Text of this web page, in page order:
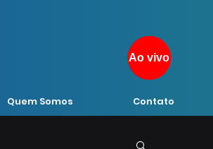
Quem Somos Contato
Ao vivo